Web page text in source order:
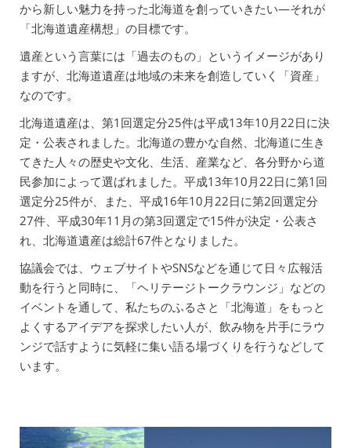
から新しい魅力を持った北海道を創っていきたい―それが
「北海道遺産構想」の目標です。
遺産という言葉には「過去のもの」というイメージがあり
ますが、北海道遺産は地域の未来を創造していく「資産」
なのです。
北海道遺産は、第1回選定分25件は平成13年10月22日に決
定・公表されました。北海道の豊かな自然、北海道に生き
てきた人々の歴史や文化、生活、産業など、各分野から道
民参加によって選ばれました。平成13年10月22日に第1回
選定分25件が、また、平成16年10月22日に第2回選定分
27件、平成30年11月の第3回選定で15件が決定・公表さ
れ、北海道遺産は総計67件となりました。
協議会では、ウェブサイトやSNSなどを通じて日々広報活
動を行うと同時に、「ヘリテージトークラウンジ」などの
イベントを通して、私たちのふるさと「北海道」をもっと
よくするアイデアを探求したい人が、飲み物を片手にラウ
ンジで話すように気軽に集い語る場づくりを行うなどして
います。